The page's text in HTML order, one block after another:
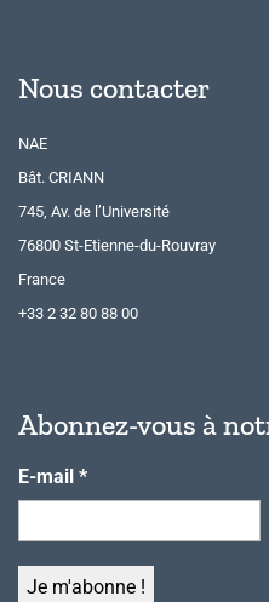
Nous contacter
NAE
Bât. CRIANN
745, Av. de l’Université
76800 St-Etienne-du-Rouvray
France
+33 2 32 80 88 00
Abonnez-vous à
E-mail *